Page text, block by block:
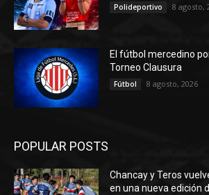
Polideportivo 8 agosto,
El fútbol mercedino
Torneo Clausura
Fútbol 8 agosto, 2026
POPULAR POSTS
Chancay y Teros
en una nueva edición